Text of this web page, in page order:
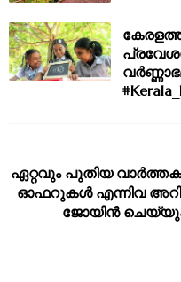
ഏറ്റവും പുതിയ
ഓഫറുകള്‍ എന്നിവ
ജോയിന്‍ ചെയ്യുക